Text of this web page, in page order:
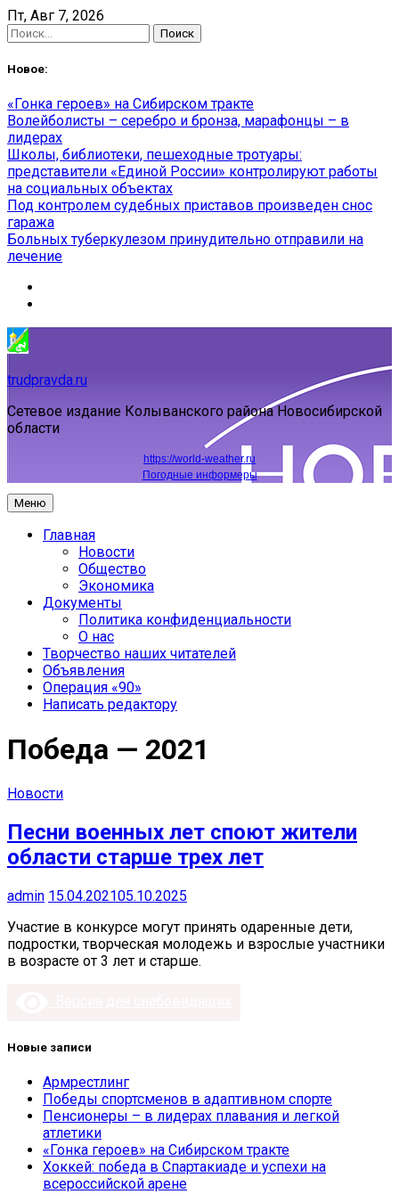
Skip
to
content
Пт, Авг 7, 2026
Найти:
Новое:
«Гонка героев» на Сибирском тракте
Волейболисты – серебро и бронза, марафонцы – в
лидерах
Школы, библиотеки, пешеходные тротуары:
представители «Единой России» контролируют работы
на социальных объектах
Под контролем судебных приставов произведен снос
гаража
Больных туберкулезом принудительно отправили на
лечение
trudpravda.ru
Сетевое издание Колыванского района Новосибирской
области
https://world-weather.ru
Погодные информеры
Меню
Главная
Новости
Общество
Экономика
Документы
Политика конфиденциальности
О нас
Творчество наших читателей
Объявления
Операция «90»
Написать редактору
Победа — 2021
Новости
Песни военных лет споют жители
области старше трех лет
admin 15.04.202105.10.2025
Участие в конкурсе могут принять одаренные дети,
подростки, творческая молодежь и взрослые участники
в возрасте от 3 лет и старше.
Новые записи
Армрестлинг
Победы спортсменов в адаптивном спорте
Пенсионеры – в лидерах плавания и легкой
атлетики
«Гонка героев» на Сибирском тракте
Хоккей: победа в Спартакиаде и успехи на
всероссийской арене